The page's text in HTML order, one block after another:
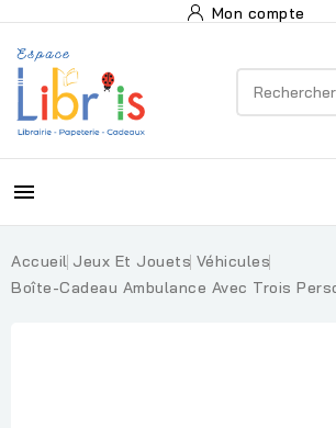
Mon compte

Accueil Jeux Et Jouets Véhicules
Boîte-Cadeau Ambulance Avec Trois